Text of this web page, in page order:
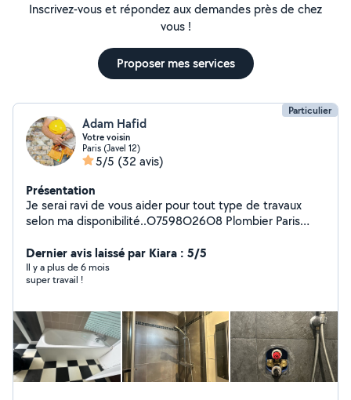
Inscrivez-vous et répondez aux demandes près de chez
vous !
Proposer mes services
Particulier
Adam Hafid
Votre voisin
Paris (Javel 12)
5/5 (32 avis)
Présentation
Je serai ravi de vous aider pour tout type de travaux
selon ma disponibilité..O7598O26O8 Plombier Paris
Réparation fuites d'eau Paris Réparation chasse d'eau
Paris Réparation ballon d'eau chaude Réparation de
tuyauterie Réparation de douche Réparation chauffe-
Débouchage WC Débouchage canalisation Réparation
WC encastré Réparation mitigeur encastré Installation
baignoire Installation douche Installation chauffe-eau
Installation ballon d'eau chaude Tout type de travaux
Réparation volet roulant
Dernier avis laissé par Kiara : 5/5
Il y a plus de 6 mois
super travail !